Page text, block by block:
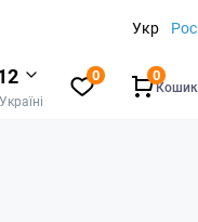
Укр Рос
0
Кошик
0